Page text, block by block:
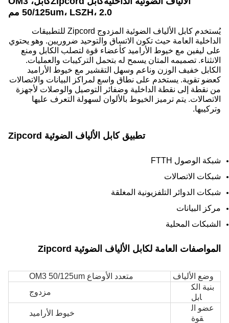
50/125um، LSZH، 2.0 مم
يُستخدم كابل الألياف الضوئية المزدوج Zipcord للتطبيقات
الداخلية العامة حيث تكون الاتساق والتوحيد ضروريين. وهويحتوي
على ليفين مع خيوط الأراميد كأعضاء قوة لتصلب الكابل ومنع
الانثناء. تصميمهالمتان يسمح له بتحمل التركيبات والعمليات.
الكابل خفيف الوزن وناعم وسهل التقشير مع خيوط الأراميد
كعضو تقوية. يستخدم على نطاق واسع لمراكز البيانات والاتصالات
من نقطة إلى نقطة الداخلية وضفائر التوصيل والوصلات لأجهزة
الاتصالات. يتم ترميز الخيوط بالألوان لسهولة التعرف عليها
وتركيبها.
تطبيقكابل الألياف الضوئية Zipcord
شبكة الوصول FTTH
شبكات الاتصالات
شبكات الدوائر التلفزيونية المغلقة
مركز البيانات
الشبكات المحلية
المواصفات العامة لكابل الألياف الضوئية Zipcord
وضع الألياف
متعدد الأوضاع OM3 50/125um
بنية الك
ابل
مزدوج
عضو ال
قوة
خيوط الأراميد